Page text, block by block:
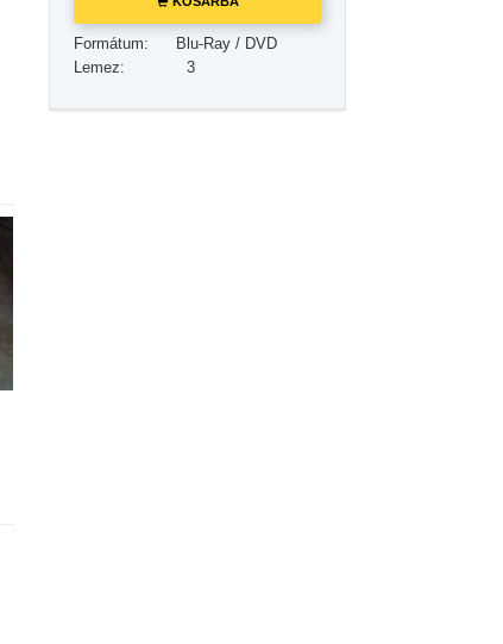
Gyerekek
Formátum:
Blu-Ray / DVD
Lemez:
3